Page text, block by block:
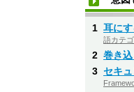
1 耳にす
語カテゴ
2 巻き
3 セキ